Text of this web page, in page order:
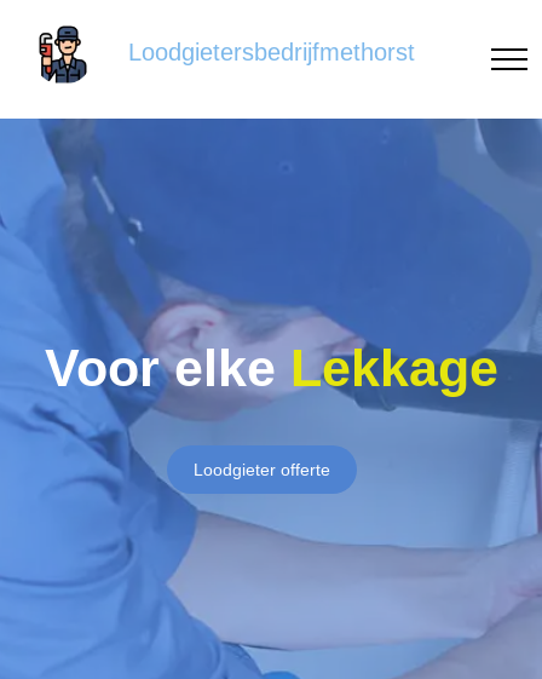
Loodgietersbedrijfmethorst
Voor elke Lekkage
Loodgieter offerte